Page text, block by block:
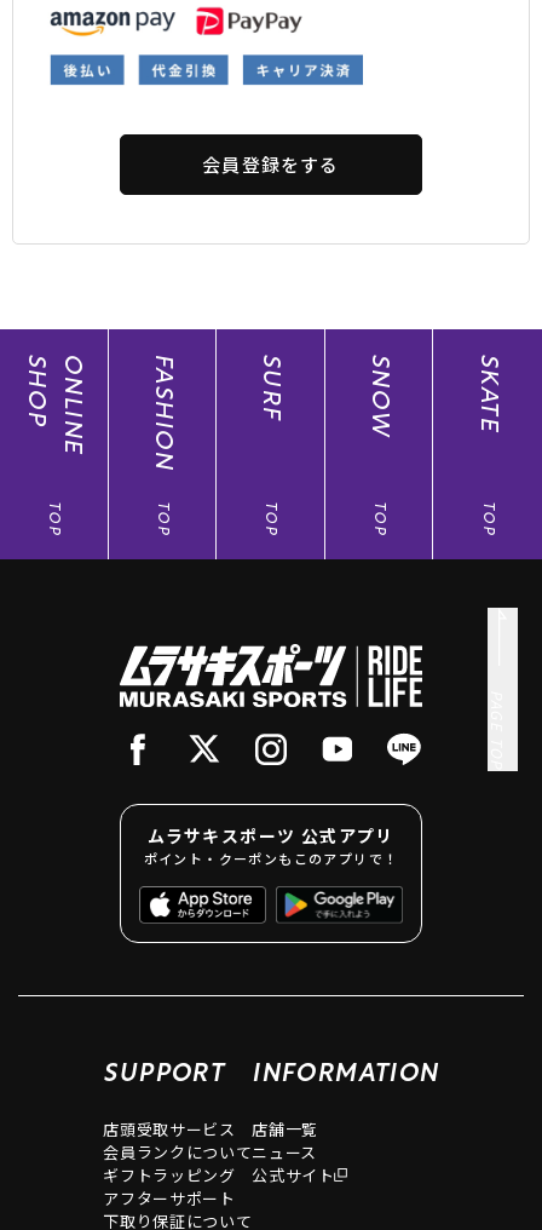
会員登録をする
ONLINE
SHOP
TOP
FASHION
TOP
SURF
TOP
SNOW
TOP
SKATE
TOP
ムラサキスポーツ 公式アプリ
ポイント・クーポンもこのアプリで！
SUPPORT
店頭受取サービス
会員ランクについて
ギフトラッピング
アフターサポート
下取り保証について
INFORMATION
店舗一覧
ニュース
公式サイト